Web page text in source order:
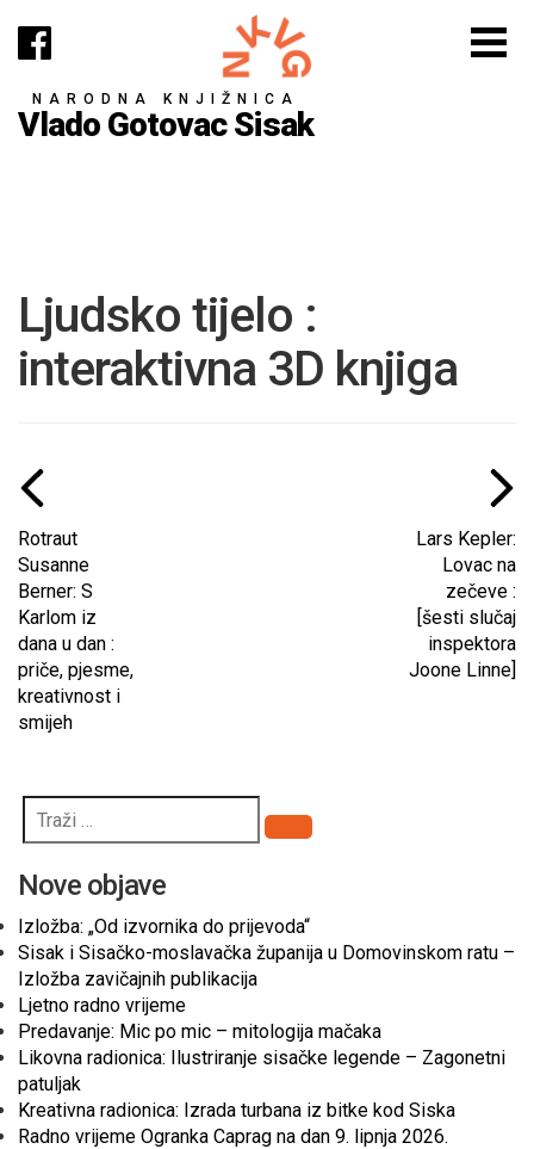
NARODNA KNJIŽNICA
Vlado Gotovac Sisak
Ljudsko tijelo :
interaktivna 3D knjiga
Rotraut
Susanne
Berner: S
Karlom iz
dana u dan :
priče, pjesme,
kreativnost i
smijeh
Lars Kepler:
Lovac na
zečeve :
[šesti slučaj
inspektora
Joone Linne]
Pretraži
Nove objave
Izložba: „Od izvornika do prijevoda“
Sisak i Sisačko-moslavačka županija u Domovinskom ratu –
Izložba zavičajnih publikacija
Ljetno radno vrijeme
Predavanje: Mic po mic – mitologija mačaka
Likovna radionica: Ilustriranje sisačke legende – Zagonetni
patuljak
Kreativna radionica: Izrada turbana iz bitke kod Siska
Radno vrijeme Ogranka Caprag na dan 9. lipnja 2026.